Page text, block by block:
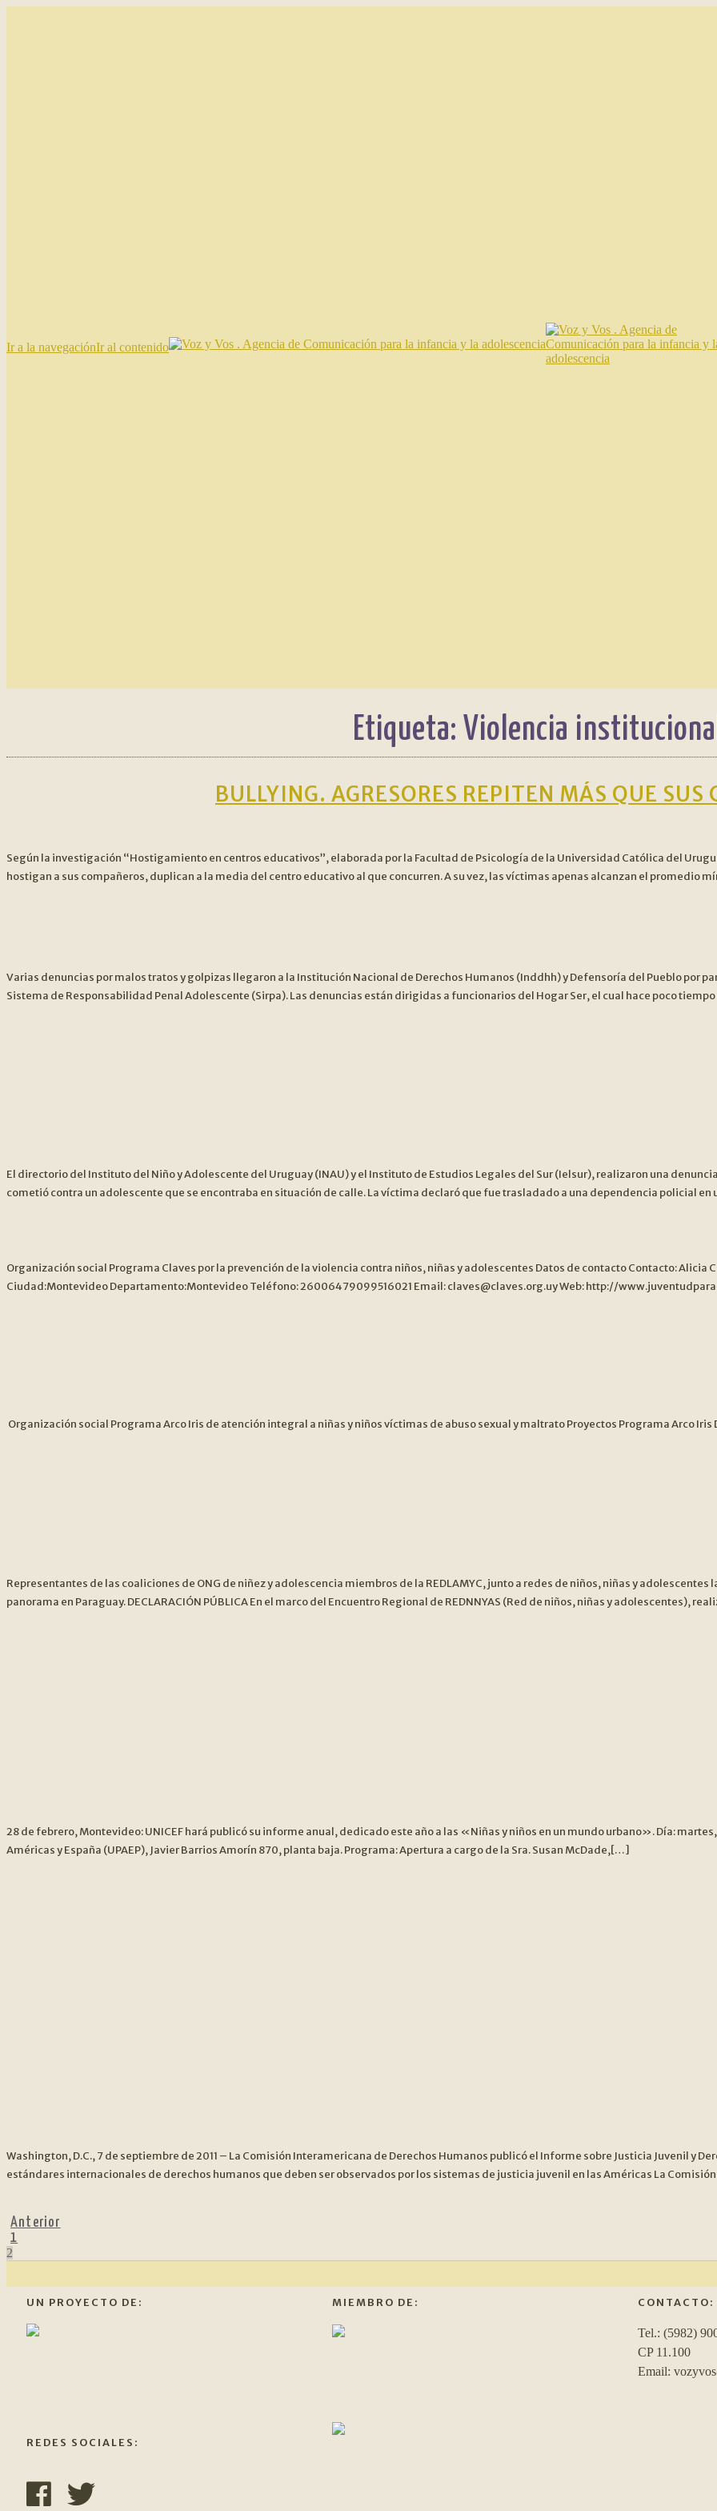
Ir a la navegaciónIr al contenido
Etiqueta: Violencia institucional
BULLYING. AGRESORES REPITEN MÁS QUE SUS
Según la investigación “Hostigamiento en centros educativos”, elaborada por la Facultad de Psicología de la Universidad Católica del
hostigan a sus compañeros, duplican a la media del centro educativo al que concurren. A su vez, las víctimas apenas alcanzan el promedio
Varias denuncias por malos tratos y golpizas llegaron a la Institución Nacional de Derechos Humanos (Inddhh) y Defensoría del Pueblo por
Sistema de Responsabilidad Penal Adolescente (Sirpa). Las denuncias están dirigidas a funcionarios del Hogar Ser, el cual hace poco
El directorio del Instituto del Niño y Adolescente del Uruguay (INAU) y el Instituto de Estudios Legales del Sur (Ielsur), realizaron una
cometió contra un adolescente que se encontraba en situación de calle. La víctima declaró que fue trasladado a una dependencia policial
Organización social Programa Claves por la prevención de la violencia contra niños, niñas y adolescentes Datos de contacto Contacto: Alicia
Ciudad:Montevideo Departamento:Montevideo Teléfono: 26006479099516021 Email: claves@claves.org.uy Web: http://
Organización social Programa Arco Iris de atención integral a niñas y niños víctimas de abuso sexual y maltrato Proyectos Programa Arco Iris
Representantes de las coaliciones de ONG de niñez y adolescencia miembros de la REDLAMYC, junto a redes de niños, niñas y
panorama en Paraguay. DECLARACIÓN PÚBLICA En el marco del Encuentro Regional de REDNNYAS (Red de niños, niñas y adolescentes),
28 de febrero, Montevideo: UNICEF hará publicó su informe anual, dedicado este año a las «Niñas y niños en un mundo urbano». Día:
Américas y España (UPAEP), Javier Barrios Amorín 870, planta baja. Programa: Apertura a cargo de la Sra. Susan McDade,[…]
Washington, D.C., 7 de septiembre de 2011 – La Comisión Interamericana de Derechos Humanos publicó el Informe sobre Justicia Juvenil y
estándares internacionales de derechos humanos que deben ser observados por los sistemas de justicia juvenil en las Américas La
Anterior
1
2
UN PROYECTO DE: MIEMBRO DE: CONTACTO:
Tel.: (5982)
CP 11.100
Email:
REDES SOCIALES: